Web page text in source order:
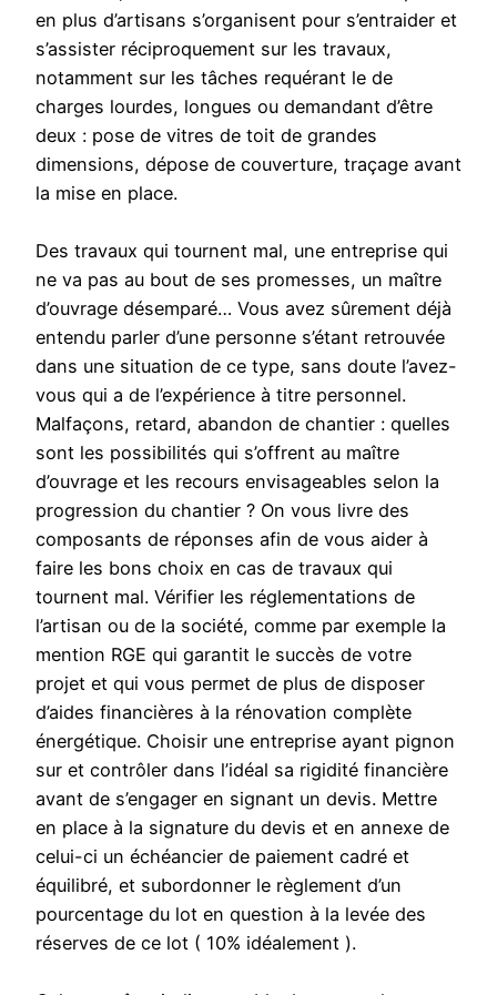
en plus d’artisans s’organisent pour s’entraider et
s’assister réciproquement sur les travaux,
notamment sur les tâches requérant le de
charges lourdes, longues ou demandant d’être
deux : pose de vitres de toit de grandes
dimensions, dépose de couverture, traçage avant
la mise en place.
Des travaux qui tournent mal, une entreprise qui
ne va pas au bout de ses promesses, un maître
d’ouvrage désemparé… Vous avez sûrement déjà
entendu parler d’une personne s’étant retrouvée
dans une situation de ce type, sans doute l’avez-
vous qui a de l’expérience à titre personnel.
Malfaçons, retard, abandon de chantier : quelles
sont les possibilités qui s’offrent au maître
d’ouvrage et les recours envisageables selon la
progression du chantier ? On vous livre des
composants de réponses afin de vous aider à
faire les bons choix en cas de travaux qui
tournent mal. Vérifier les réglementations de
l’artisan ou de la société, comme par exemple la
mention RGE qui garantit le succès de votre
projet et qui vous permet de plus de disposer
d’aides financières à la rénovation complète
énergétique. Choisir une entreprise ayant pignon
sur et contrôler dans l’idéal sa rigidité financière
avant de s’engager en signant un devis. Mettre
en place à la signature du devis et en annexe de
celui-ci un échéancier de paiement cadré et
équilibré, et subordonner le règlement d’un
pourcentage du lot en question à la levée des
réserves de ce lot ( 10% idéalement ).